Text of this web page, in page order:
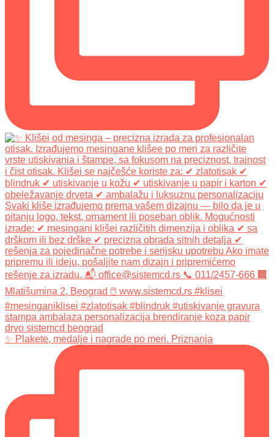
✨ Plakete, medalje i nagrade po meri. Priznanja